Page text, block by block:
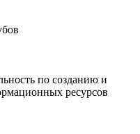
по созданию и
ресурсов